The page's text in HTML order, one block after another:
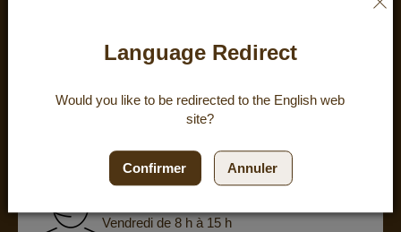
proposons un conseil personnalisé
par téléphone.
Vendredi de 8 h à 15 h
Language Redirect
Would you like to be redirected to the English web
site?
Confirmer Annuler